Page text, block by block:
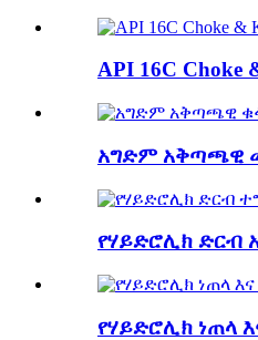
API 16C Choke
አግድም አቅጣጫዊ
የሃይድሮሊክ ድርብ
የሃይድሮሊክ ነጠላ